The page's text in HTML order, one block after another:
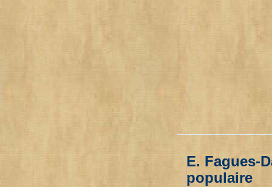
E. Fagues-
populaire